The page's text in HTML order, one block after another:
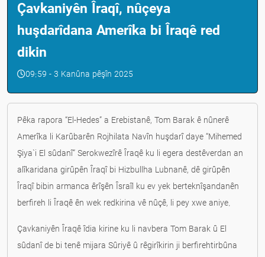
Çavkaniyên Îraqî, nûçeya
huşdarîdana Amerîka bi Îraqê red
dikin
09:59 - 3 Kanûna pêşîn 2025
Pêka rapora “El-Hedes” a Erebistanê, Tom Barak ê nûnerê
Amerîka li Karûbarên Rojhilata Navîn huşdarî daye “Mihemed
Şiya`i El sûdanî” Serokwezîrê Îraqê ku li egera destêverdan an
alîkaridana girûpên Îraqî bi Hizbullha Lubnanê, dê girûpên
Îraqî bibin armanca êrîşên Îsraîl ku ev yek berteknîşandanên
berfireh li Îraqê ên wek redkirina vê nûçê, li pey xwe aniye.
Çavkaniyên Îraqê îdia kirine ku li navbera Tom Barak û El
sûdanî de bi tenê mijara Sûriyê û rêgirîkirin ji berfirehtirbûna